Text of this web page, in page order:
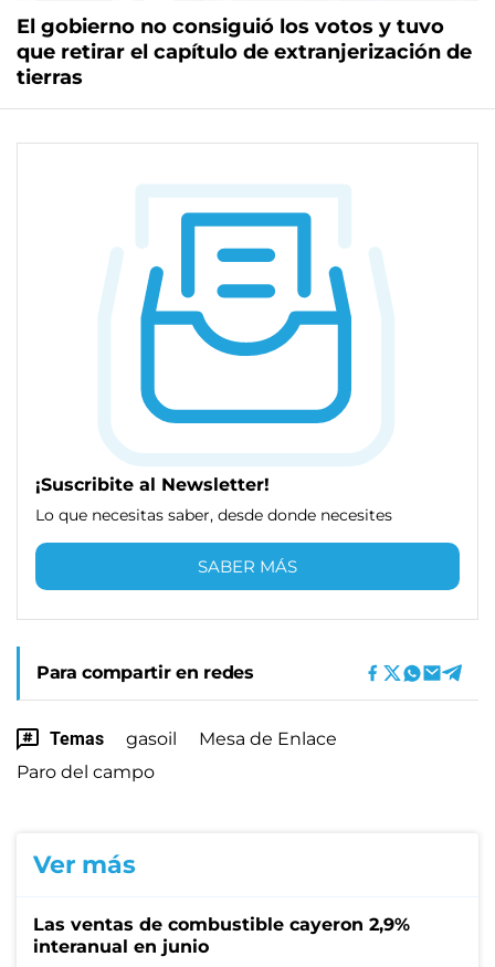
El gobierno no consiguió los votos y tuvo
que retirar el capítulo de extranjerización de
tierras
¡Suscribite al Newsletter!
Lo que necesitas saber, desde donde necesites
SABER MÁS
Para compartir en redes
Temas gasoil
Mesa de Enlace
Paro del campo
Ver más
Las ventas de combustible cayeron 2,9%
interanual en junio